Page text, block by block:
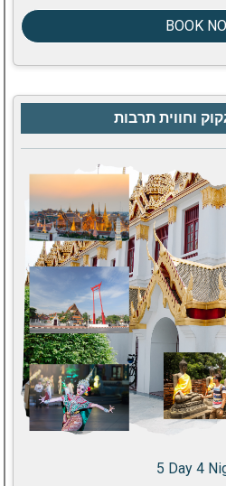
BOOK
וחווית תרבות
5 Day 4